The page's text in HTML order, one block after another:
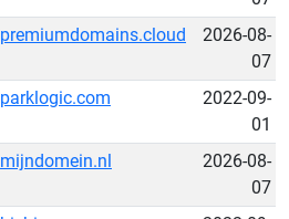
premiumdomains.cloud
2026-08-
07
parklogic.com
2022-09-
01
mijndomein.nl
2026-08-
07